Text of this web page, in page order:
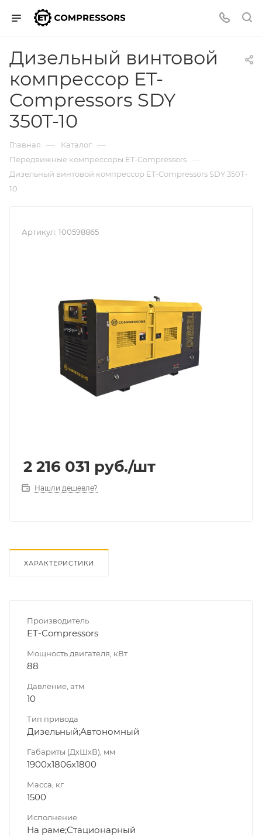
Дизельный винтовой
компрессор ET-
Compressors SDY
350T-10
Главная — Каталог —
Передвижные компрессоры ET-Compressors —
Дизельный винтовой компрессор ET-Compressors SDY 350T-
10
Артикул: 100598865
2 216 031 руб./шт
Нашли дешевле?
ХАРАКТЕРИСТИКИ
Производитель
ET-Compressors
Мощность двигателя, кВт
88
Давление, атм
10
Тип привода
Дизельный;Автономный
Габариты (ДхШхВ), мм
1900x1806x1800
Масса, кг
1500
Исполнение
На раме;Стационарный